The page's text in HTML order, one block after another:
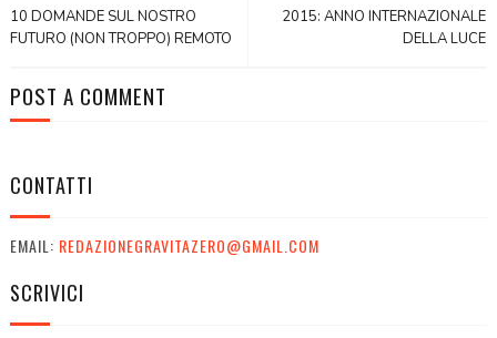
2015: ANNO INTERNAZIONALE
DELLA LUCE
10 DOMANDE SUL NOSTRO
FUTURO (NON TROPPO) REMOTO
POST A COMMENT
CONTATTI
EMAIL: REDAZIONEGRAVITAZERO@GMAIL.COM
SCRIVICI